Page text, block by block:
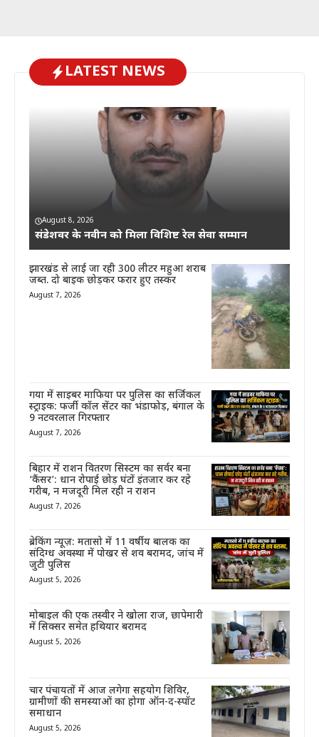
LATEST NEWS
August 8, 2026
संडेशवर के नवीन को मिला विशिष्ट रेल सेवा सम्मान
झारखंड से लाई जा रही 300 लीटर महुआ शराब
जब्त. दो बाइक छोड़कर फरार हुए तस्कर
August 7, 2026
गया में साइबर माफिया पर पुलिस का सर्जिकल
स्ट्राइक: फर्जी कॉल सेंटर का भंडाफोड़, बंगाल के
9 नटवरलाल गिरफ्तार
August 7, 2026
बिहार में राशन वितरण सिस्टम का सर्वर बना
‘कैंसर’: धान रोपाई छोड़ घंटों इंतजार कर रहे
गरीब, न मजदूरी मिल रही न राशन
August 7, 2026
ब्रेकिंग न्यूज़: मतासो में 11 वर्षीय बालक का
संदिग्ध अवस्था में पोखर से शव बरामद, जांच में
जुटी पुलिस
August 5, 2026
मोबाइल की एक तस्वीर ने खोला राज, छापेमारी
में सिक्सर समेत हथियार बरामद
August 5, 2026
चार पंचायतों में आज लगेगा सहयोग शिविर,
ग्रामीणों की समस्याओं का होगा ऑन-द-स्पॉट
समाधान
August 5, 2026